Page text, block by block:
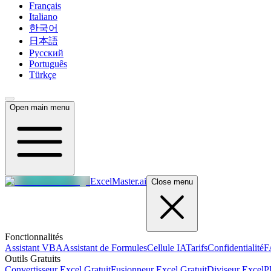
Français
Italiano
한국어
日本語
Русский
Português
Türkçe
Open main menu
ExcelMaster.ai Close menu
Fonctionnalités
Assistant VBAAssistant de FormulesCellule IATarifsConfidentialité
Outils Gratuits